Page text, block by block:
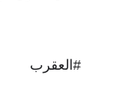
#العقرب